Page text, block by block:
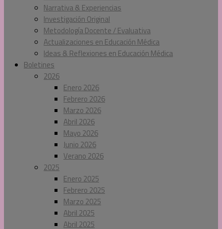
Narrativa & Experiencias
Investigación Original
Metodología Docente / Evaluativa
Actualizaciones en Educación Médica
Ideas & Reflexiones en Educación Médica
Boletines
2026
Enero 2026
Febrero 2026
Marzo 2026
Abril 2026
Mayo 2026
Junio 2026
Verano 2026
2025
Enero 2025
Febrero 2025
Marzo 2025
Abril 2025
Abril 2025